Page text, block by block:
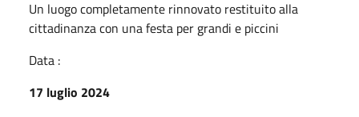
Un luogo completamente rinnovato restituito alla
cittadinanza con una festa per grandi e piccini
Data :
17 luglio 2024